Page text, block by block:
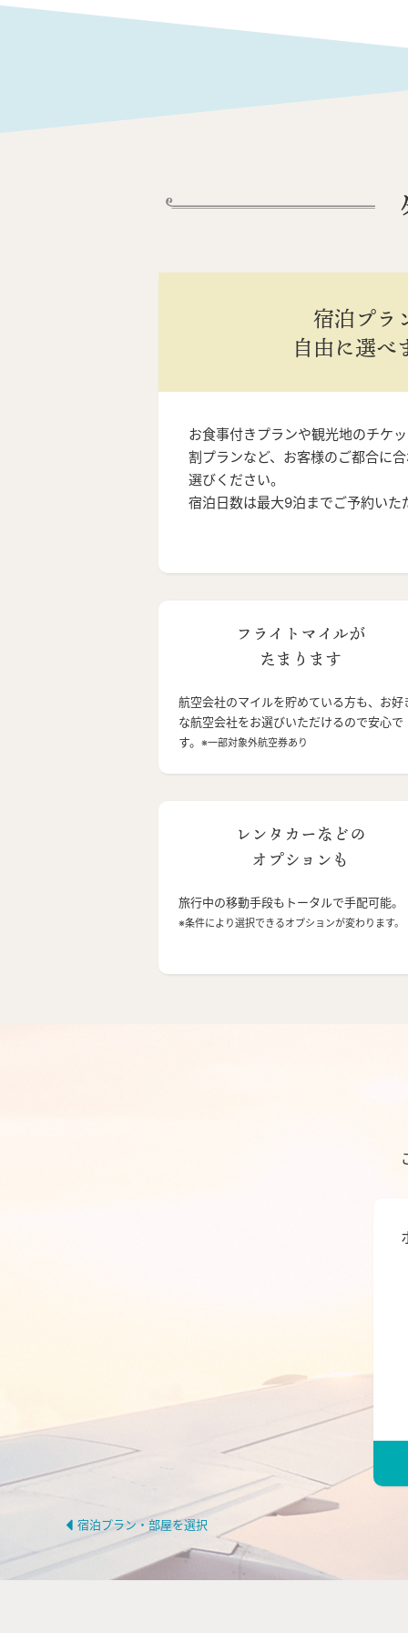
宿泊プラ
自由に選べ
お食事付きプランや観光地のチケ
割プランなど、お客様のご都合に
選びください。
宿泊日数は最大9泊までご予約いた
フライトマイルが
たまります
航空会社のマイルを貯めている方も、お好
な航空会社をお選びいただけるので安心で
す。 ※一部対象外航空券あり
レンタカーなどの
オプションも
旅行中の移動手段もトータルで手配可能。
※条件により選択できるオプションが変わります。
宿泊プラン・部屋を選択